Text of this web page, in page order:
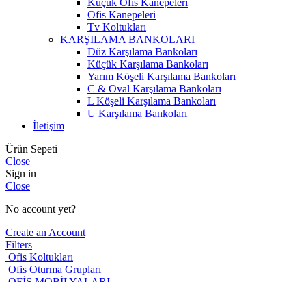
Küçük Ofis Kanepeleri
Ofis Kanepeleri
Tv Koltukları
KARŞILAMA BANKOLARI
Düz Karşılama Bankoları
Küçük Karşılama Bankoları
Yarım Köşeli Karşılama Bankoları
C & Oval Karşılama Bankoları
L Köşeli Karşılama Bankoları
U Karşılama Bankoları
İletişim
Ürün Sepeti
Close
Sign in
Close
No account yet?
Create an Account
Filters
Ofis Koltukları
Ofis Oturma Grupları